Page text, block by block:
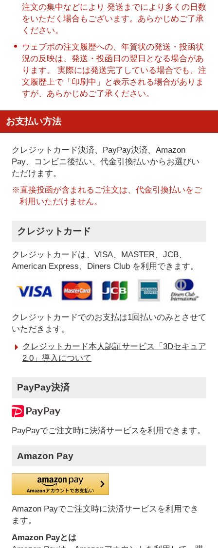
注文の集中などにより 発送までにより多くの日数
をいただく場合もございます。あらかじめご了承
ください。
ウェブポの注文履歴への、年賀状の発送・投函状
況の反映は、発送・投函日の翌日となる場合があ
ります。 実際には発送完了している場合でも、注
文履歴上で「印刷中」と表示される場合がありま
すが、あらかじめご了承ください。
お支払い方法
クレジットカード決済、PayPay決済、Amazon
Pay、コンビニ後払い、代金引換払いからお選びい
ただけます。
※直接投函が含まれるご注文は、代金引換払いをご
利用いただけません。
クレジットカード
クレジットカードは、VISA、MASTER、JCB、
American Express、Diners Club を利用できます。
クレジットカードでのお支払は1回払いのみとさせて
いただきます。
クレジットカード本人認証サービス「3Dセキュア
2.0」導入について
PayPay決済
PayPayでご注文時に決済サービスを利用できます。
Amazon Pay
Amazon Payでご注文時に決済サービスを利用でき
ます。
Amazon Payとは